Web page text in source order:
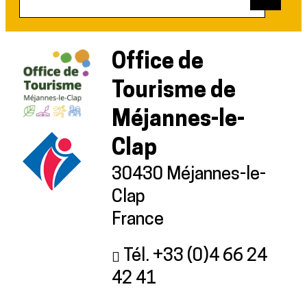
Office de
Tourisme de
Méjannes-le-
Clap
30430 Méjannes-le-
Clap
France
Tél. +33 (0)4 66 24
42 41